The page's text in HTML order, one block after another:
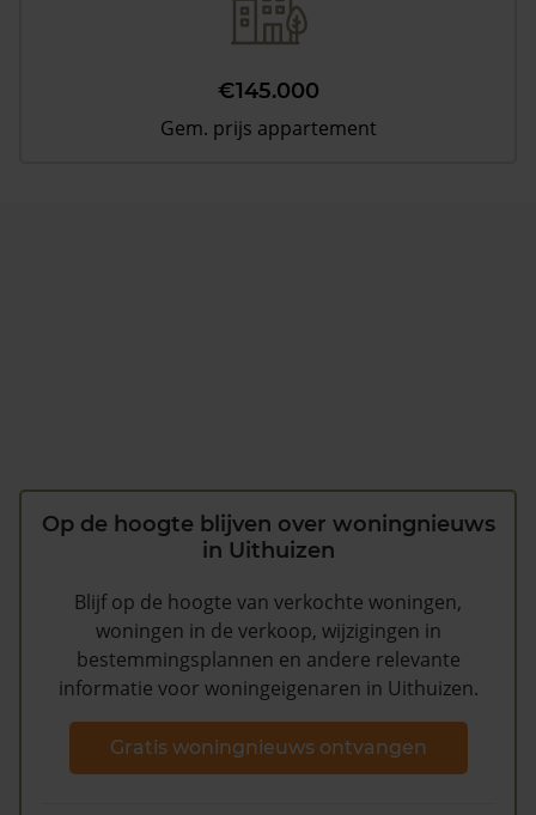
€145.000
Gem. prijs appartement
Op de hoogte blijven over woningnieuws
in Uithuizen
Blijf op de hoogte van verkochte woningen,
woningen in de verkoop, wijzigingen in
bestemmingsplannen en andere relevante
informatie voor woningeigenaren in Uithuizen.
Gratis woningnieuws ontvangen